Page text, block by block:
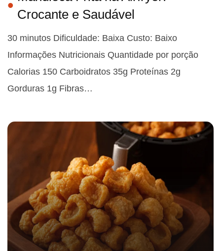
Crocante e Saudável
30 minutos Dificuldade: Baixa Custo: Baixo
Informações Nutricionais Quantidade por porção
Calorias 150 Carboidratos 35g Proteínas 2g
Gorduras 1g Fibras…